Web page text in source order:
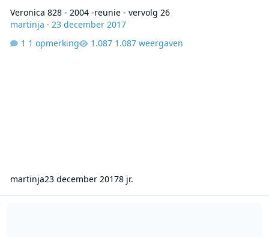
Veronica 828 - 2004 -reunie - vervolg 26
martinja · 23 december 2017
1 opmerking
1.087 weergaven
martinja23 december 20178 jr.